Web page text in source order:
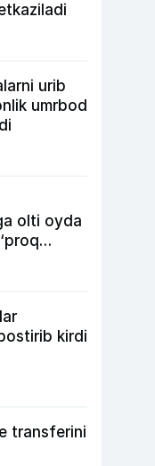
urib
umrbod
olti oyda
berildi
kirdi
transferini